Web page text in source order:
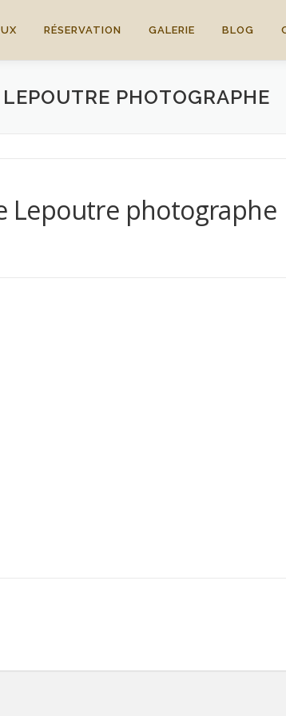
RÉSERVATION GALERIE BLOG
PHOTOGRAPHE
Lepoutre photographe